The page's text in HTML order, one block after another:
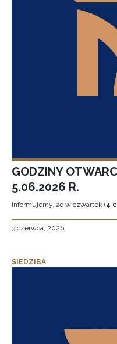
GODZINY
5.06.2026 R.
Informujemy, że w czwartek (4
3 czerwca, 2026
SIEDZIBA